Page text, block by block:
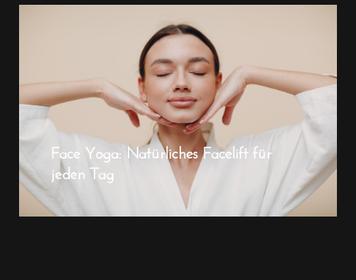
Face Yoga: Natürliches Facelift für
jeden Tag